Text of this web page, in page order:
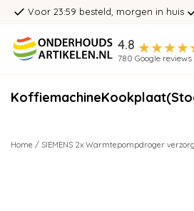
Voor 23:59 besteld, morgen in huis
4.8
780 Google reviews
KoffiemachineKookplaat
Home / SIEMENS 2x Warmtepompdroger